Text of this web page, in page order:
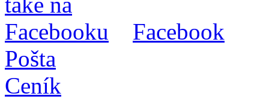
Facebook
Pošta
Ceník